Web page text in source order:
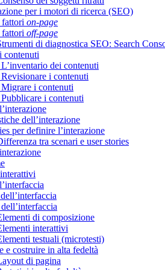
per i motori di ricerca (SEO)
on-page
off-page
di diagnostica SEO: Search
contenuti
dei contenuti
i contenuti
i contenuti
i contenuti
dell’interazione
per definire l’interazione
tra scenari e user stories
di composizione
interattivi
testuali (microtesti)
e costruire in alta fedeltà
di pagina